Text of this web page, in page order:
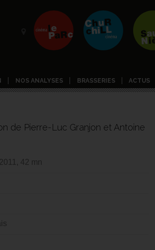
NOS ANALYSES BRASSERIES ACTUS
de Pierre-Luc Granjon et Antoine
42 mn